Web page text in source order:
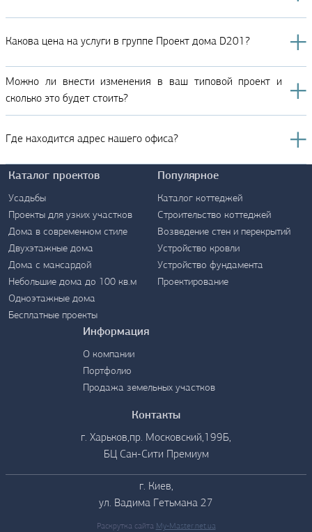
Какова цена на услуги в группе Проект дома D201?
Можно ли внести изменения в ваш типовой проект и
сколько это будет стоить?
Где находится адрес нашего офиса?
Контакты
Каталог проектов
Усадьбы
Проекты для узких участков
Дома в современном стиле
Двухэтажные дома
Дома с мансардой
Небольшие дома до 100 кв.м
Одноэтажные дома
Бесплатные проекты
Популярное
Каталог коттеджей
Строительство коттеджей
Возведение стен и перекрытий
Устройство кровли
Устройство фундамента
Проектирование
Информация
О компании
Портфолио
Продажа земельных участков
Контакты
г. Харьков,пр. Московский,199Б,
БЦ Сан-Сити Премиум
г. Киев,
ул. Вадима Гетьмана 27
Раскрутка сайта My-Master.net.ua